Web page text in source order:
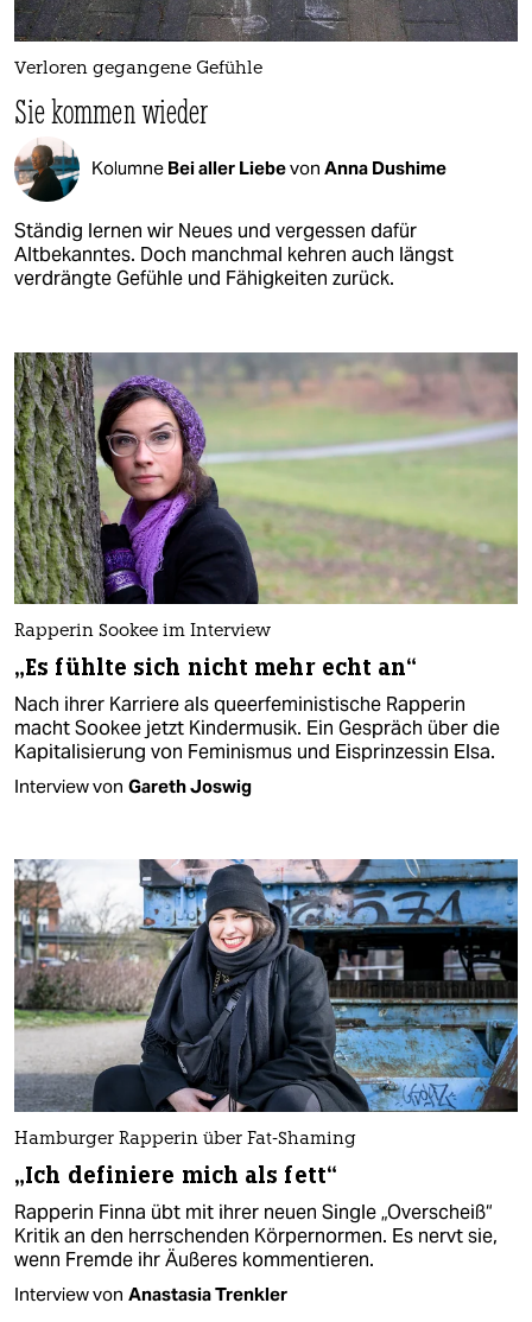
Verloren gegangene Gefühle
Sie kommen wieder
Kolumne Bei aller Liebevon Anna Dushime
Ständig lernen wir Neues und vergessen dafür
Altbekanntes. Doch manchmal kehren auch längst
verdrängte Gefühle und Fähigkeiten zurück.
Rapperin Sookee im Interview
„Es fühlte sich nicht mehr echt an“
Nach ihrer Karriere als queerfeministische Rapperin
macht Sookee jetzt Kindermusik. Ein Gespräch über die
Kapitalisierung von Feminismus und Eisprinzessin Elsa.
Interview von Gareth Joswig
Hamburger Rapperin über Fat-Shaming
„Ich definiere mich als fett“
Rapperin Finna übt mit ihrer neuen Single „Overscheiß“
Kritik an den herrschenden Körpernormen. Es nervt sie,
wenn Fremde ihr Äußeres kommentieren.
Interview von Anastasia Trenkler